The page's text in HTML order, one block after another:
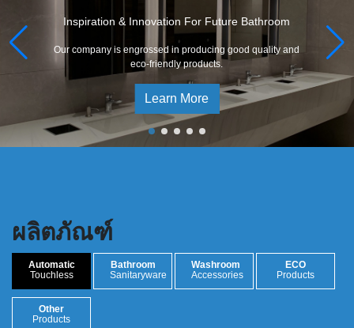
Inspiration & Innovation For Future Bathroom
Our company is engrossed in producing good quality and
eco-friendly products.
Learn More
ผลิตภัณฑ์
Automatic
Touchless
Bathroom
Sanitaryware
Washroom
Accessories
ECO
Products
Other
Products